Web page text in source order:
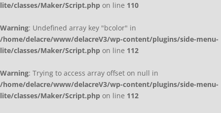
lite/classes/Maker/Script.php on line 110
Warning: Undefined array key "bcolor" in
/home/delacre/www/delacreV3/wp-content/plugins/side-menu-
lite/classes/Maker/Script.php on line 112
Warning: Trying to access array offset on null in
/home/delacre/www/delacreV3/wp-content/plugins/side-menu-
lite/classes/Maker/Script.php on line 112